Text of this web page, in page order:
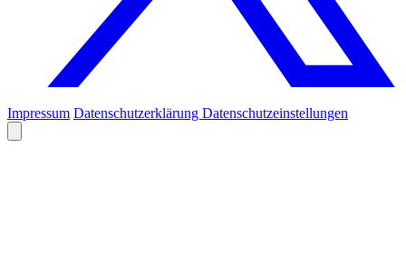
Impressum Datenschutzerklärung Datenschutzeinstellungen